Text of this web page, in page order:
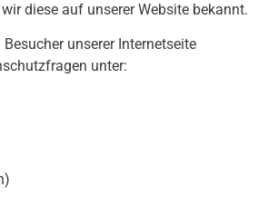
diese auf unserer Website bekannt.
unserer Internetseite
unter: